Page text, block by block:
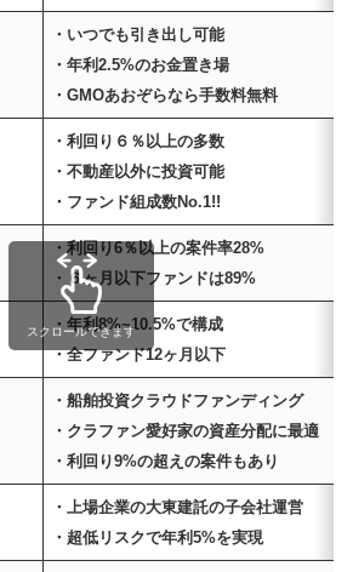
・いつでも引き出し可能
・年利2.5%のお金置き場
・GMOあおぞらなら手数料無料
・利回り６％以上の多数
・不動産以外に投資可能
・ファンド組成数No.1!!
・利回り6％以上の案件率28%
・６ヶ月以下ファンドは89%
・年利8%~10.5%で構成
・全ファンド12ヶ月以下
・船舶投資クラウドファンディング
・クラファン愛好家の資産分配に最適
・利回り9%の超えの案件もあり
・上場企業の大東建託の子会社運営
・超低リスクで年利5%を実現
スクロールできます